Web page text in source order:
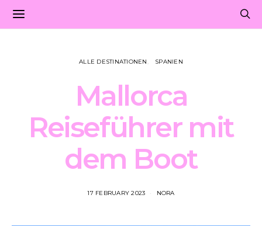
ALLE DESTINATIONEN SPANIEN
Mallorca
Reiseführer mit
dem Boot
17 FEBRUARY 2023 NORA